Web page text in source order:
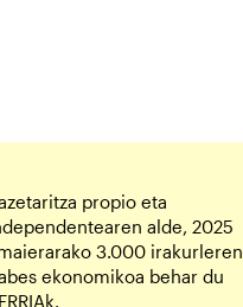
propio eta
alde, 2025
3.000 irakurleren
ekonomikoa behar du